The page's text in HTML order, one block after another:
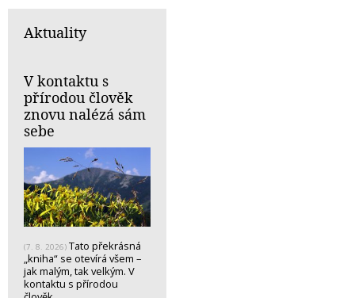
Aktuality
V kontaktu s
přírodou člověk
znovu nalézá sám
sebe
(7. 8. 2026) Tato překrásná
„kniha“ se otevírá všem –
jak malým, tak velkým. V
kontaktu s přírodou